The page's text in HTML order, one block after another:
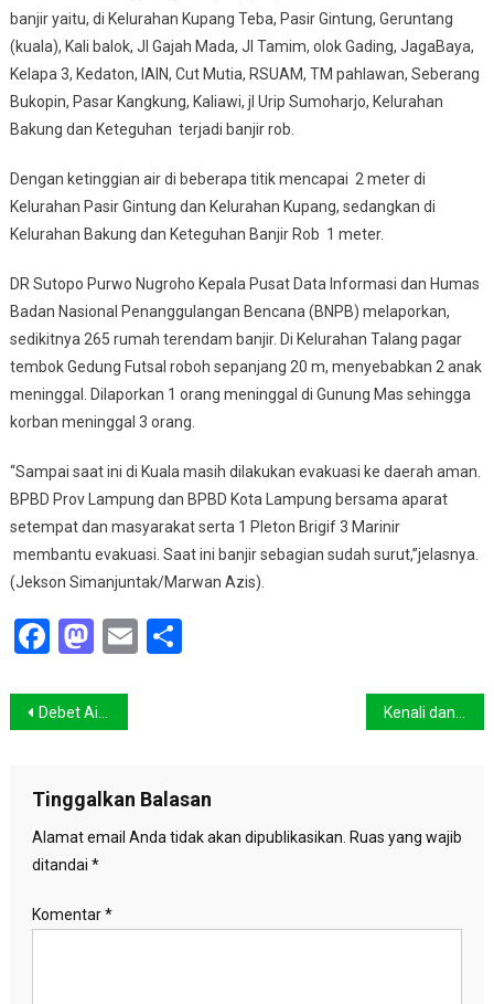
banjir yaitu, di Kelurahan Kupang Teba, Pasir Gintung, Geruntang
(kuala), Kali balok, Jl Gajah Mada, Jl Tamim, olok Gading, JagaBaya,
Kelapa 3, Kedaton, IAIN, Cut Mutia, RSUAM, TM pahlawan, Seberang
Bukopin, Pasar Kangkung, Kaliawi, jl Urip Sumoharjo, Kelurahan
Bakung dan Keteguhan terjadi banjir rob.
Dengan ketinggian air di beberapa titik mencapai 2 meter di
Kelurahan Pasir Gintung dan Kelurahan Kupang, sedangkan di
Kelurahan Bakung dan Keteguhan Banjir Rob 1 meter.
DR Sutopo Purwo Nugroho Kepala Pusat Data Informasi dan Humas
Badan Nasional Penanggulangan Bencana (BNPB) melaporkan,
sedikitnya 265 rumah terendam banjir. Di Kelurahan Talang pagar
tembok Gedung Futsal roboh sepanjang 20 m, menyebabkan 2 anak
meninggal. Dilaporkan 1 orang meninggal di Gunung Mas sehingga
korban meninggal 3 orang.
“Sampai saat ini di Kuala masih dilakukan evakuasi ke daerah aman.
BPBD Prov Lampung dan BPBD Kota Lampung bersama aparat
setempat dan masyarakat serta 1 Pleton Brigif 3 Marinir
membantu evakuasi. Saat ini banjir sebagian sudah surut,”jelasnya.
(Jekson Simanjuntak/Marwan Azis).
Facebook
Mastodon
EmailShare
Navigasi
Debet Air Sungai di Jakarta Aman
Tinggalkan Balasan
Alamat email Anda tidak akan dipublikasikan. Ruas yang wajib
ditandai *
Komentar*